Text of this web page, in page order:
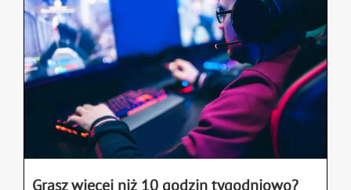
Grasz więcej niż 10 godzin tygodniowo?